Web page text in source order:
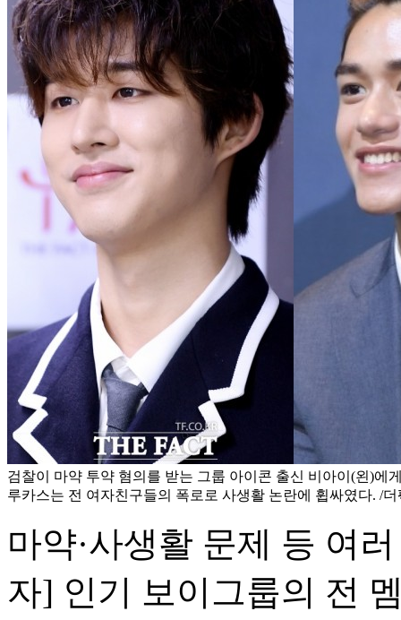
검찰이 마약 투약 혐의를 받는 그룹 아이콘 출신 비아이(왼)에
루카스는 전 여자친구들의 폭로로 사생활 논란에 휩싸였다. /
마약·사생활 문제 등 여
자] 인기 보이그룹의 전